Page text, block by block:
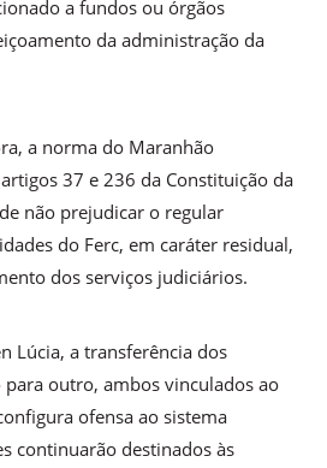
a fundos ou órgãos
da administração da
a norma do Maranhão
37 e 236 da Constituição da
não prejudicar o regular
do Ferc, em caráter residual,
dos serviços judiciários.
Lúcia, a transferência dos
outro, ambos vinculados ao
ofensa ao sistema
continuarão destinados às